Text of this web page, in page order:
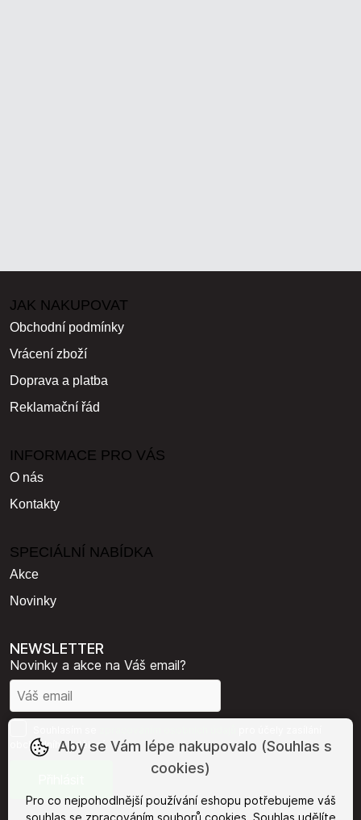
JAK NAKUPOVAT
Obchodní podmínky
Vrácení zboží
Doprava a platba
Reklamační řád
INFORMACE PRO VÁS
O nás
Kontakty
SPECIÁLNÍ NABÍDKA
Akce
Novinky
NEWSLETTER
Novinky a akce na Váš email?
obchodního sdělení.
Aby se Vám lépe nakupovalo (Souhlas s
cookies)
Pro co nejpohodlnější používání eshopu potřebujeme váš
souhlas se zpracováním souborů cookies. Souhlas udělíte